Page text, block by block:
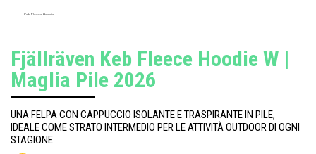
Keb Fleece Hoodie
Fjällräven Keb Fleece Hoodie W |
Maglia Pile 2026
UNA FELPA CON CAPPUCCIO ISOLANTE E TRASPIRANTE IN PILE,
IDEALE COME STRATO INTERMEDIO PER LE ATTIVITÀ OUTDOOR DI OGNI
STAGIONE